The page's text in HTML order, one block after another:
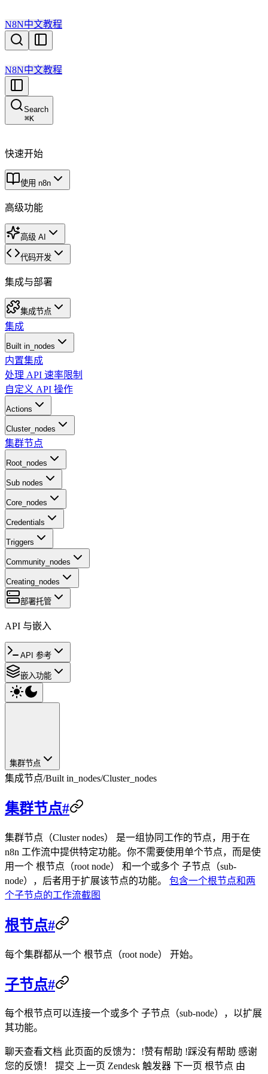
N8N中文教程
N8N中文教程
Search
⌘K
快速开始
使用 n8n
高级功能
高级 AI
代码开发
集成与部署
集成节点
集成
Built in_nodes
内置集成
处理 API 速率限制
自定义 API 操作
Actions
Cluster_nodes
集群节点
Root_nodes
Sub nodes
Core_nodes
Credentials
Triggers
Community_nodes
Creating_nodes
部署托管
API 与嵌入
API 参考
嵌入功能
集群节点
集成节点/Built in_nodes/Cluster_nodes
集群节点#
集群节点（Cluster nodes） 是一组协同工作的节点，用于在
n8n 工作流中提供特定功能。你不需要使用单个节点，而是使
用一个 根节点（root node） 和一个或多个 子节点（sub-
node），后者用于扩展该节点的功能。 包含一个根节点和两
个子节点的工作流截图
根节点#
每个集群都从一个 根节点（root node） 开始。
子节点#
每个根节点可以连接一个或多个 子节点（sub-node），以扩展
其功能。
聊天查看文档 此页面的反馈为：!赞有帮助 !踩没有帮助 感谢
您的反馈！ 提交 上一页 Zendesk 触发器 下一页 根节点 由